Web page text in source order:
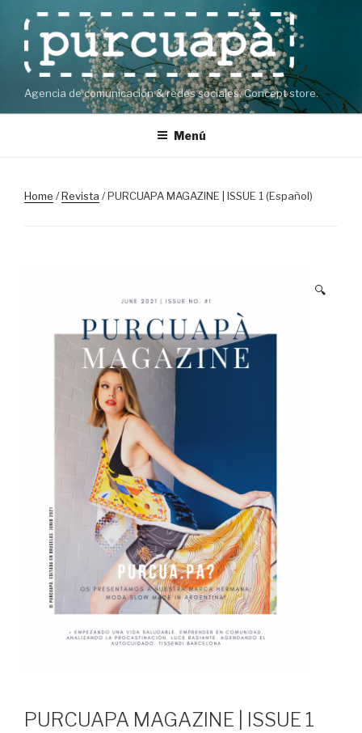
contenido
Agencia de comunicación & redes sociales. Concept store.
Menú
Home /Revista / PURCUAPA MAGAZINE | ISSUE 1 (Español)
🔍
PURCUAPA MAGAZINE | ISSUE 1